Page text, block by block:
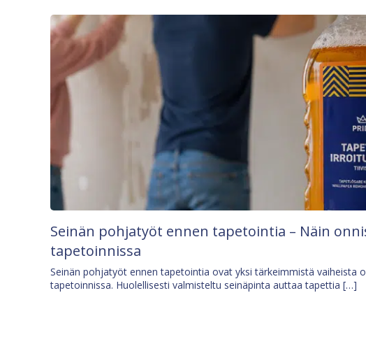
Seinän pohjatyöt ennen tapetointia – Näin
tapetoinnissa
Seinän pohjatyöt ennen tapetointia ovat yksi tärkeimmistä vaiheista
tapetoinnissa. Huolellisesti valmisteltu seinäpinta auttaa tapettia […]